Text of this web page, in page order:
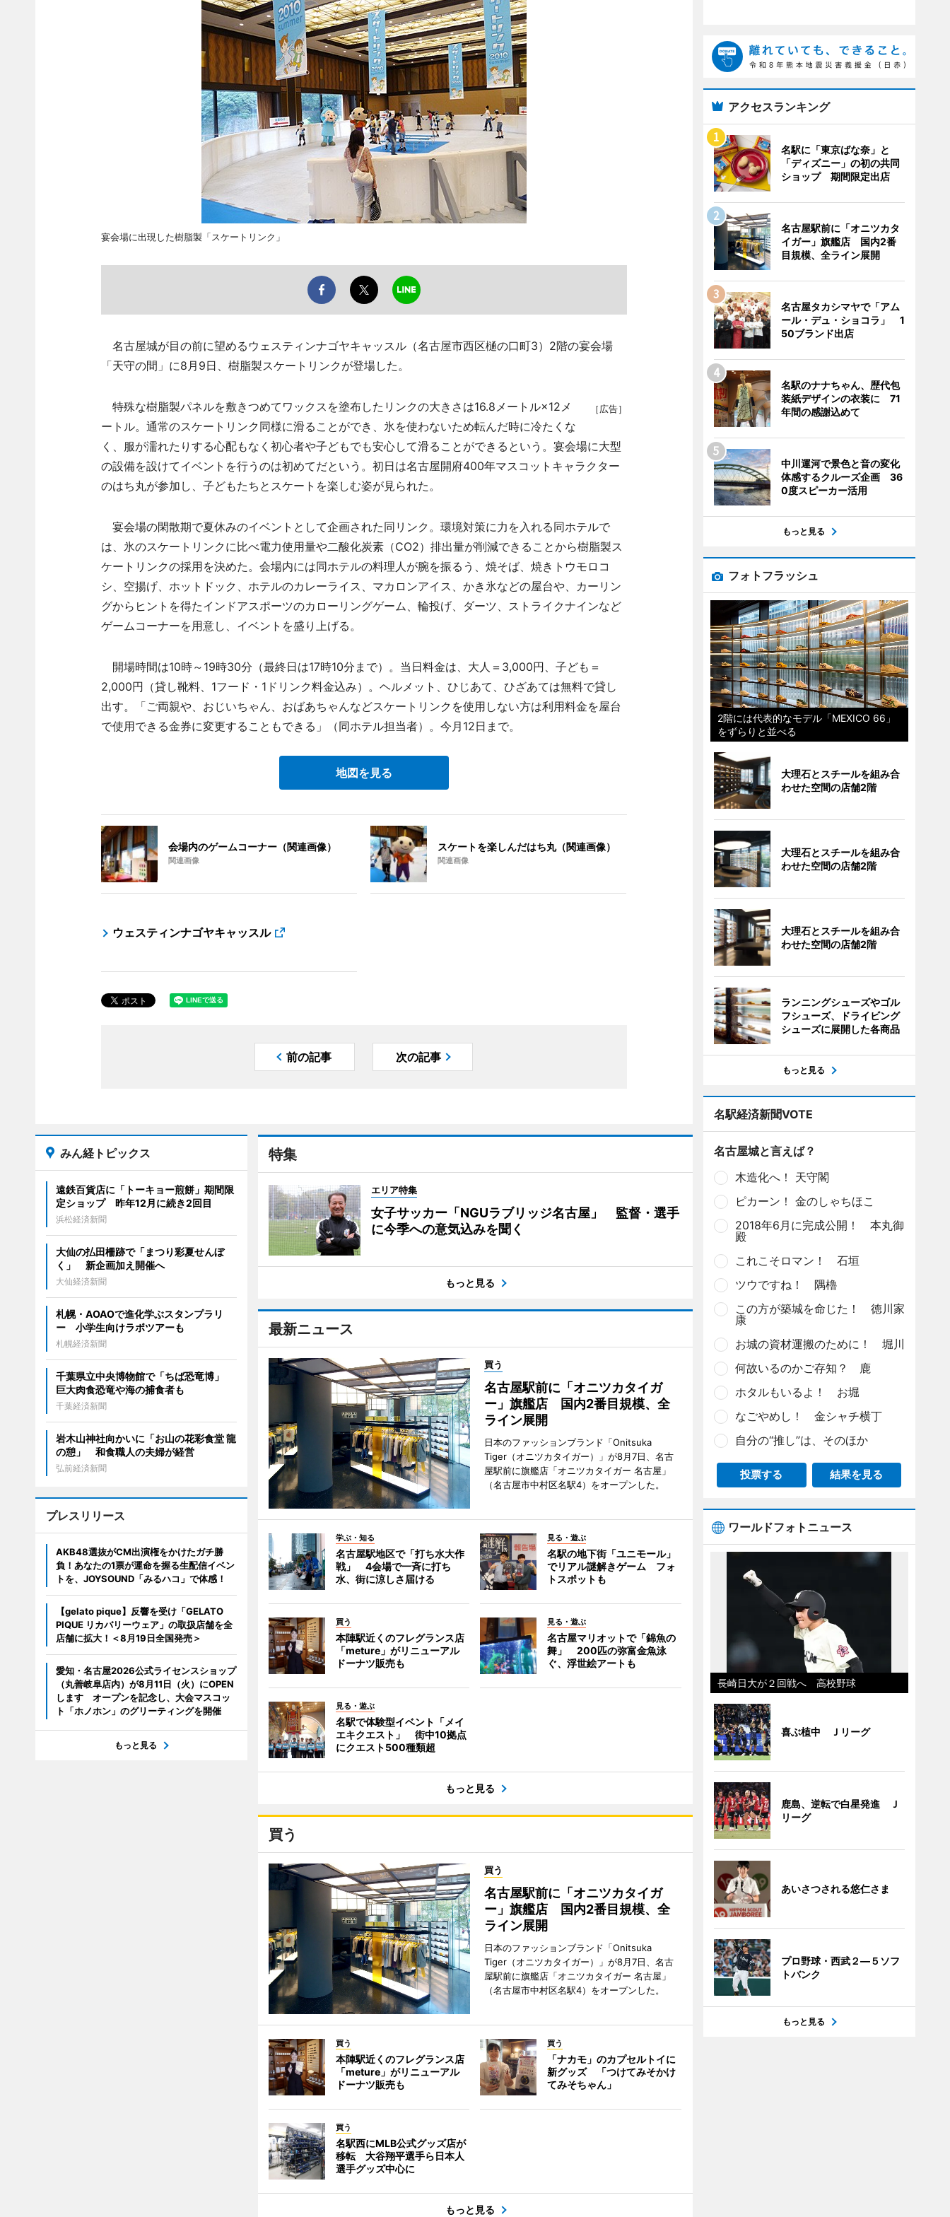
宴会場に出現した樹脂製「スケートリンク」
名古屋城が目の前に望めるウェスティンナゴヤキャッスル（名古屋市西区樋の口町3）2階の宴会場
「天守の間」に8月9日、樹脂製スケートリンクが登場した。
［広告］
特殊な樹脂製パネルを敷きつめてワックスを塗布したリンクの大きさは16.8メートル×12メ
ートル。通常のスケートリンク同様に滑ることができ、氷を使わないため転んだ時に冷たくな
く、服が濡れたりする心配もなく初心者や子どもでも安心して滑ることができるという。宴会場に大型
の設備を設けてイベントを行うのは初めてだという。初日は名古屋開府400年マスコットキャラクター
のはち丸が参加し、子どもたちとスケートを楽しむ姿が見られた。
宴会場の閑散期で夏休みのイベントとして企画された同リンク。環境対策に力を入れる同ホテルで
は、氷のスケートリンクに比べ電力使用量や二酸化炭素（CO2）排出量が削減できることから樹脂製ス
ケートリンクの採用を決めた。会場内には同ホテルの料理人が腕を振るう、焼そば、焼きトウモロコ
シ、空揚げ、ホットドック、ホテルのカレーライス、マカロンアイス、かき氷などの屋台や、カーリン
グからヒントを得たインドアスポーツのカローリングゲーム、輪投げ、ダーツ、ストライクナインなど
ゲームコーナーを用意し、イベントを盛り上げる。
開場時間は10時～19時30分（最終日は17時10分まで）。当日料金は、大人＝3,000円、子ども＝
2,000円（貸し靴料、1フード・1ドリンク料金込み）。ヘルメット、ひじあて、ひざあては無料で貸し
出す。「ご両親や、おじいちゃん、おばあちゃんなどスケートリンクを使用しない方は利用料金を屋台
で使用できる金券に変更することもできる」（同ホテル担当者）。今月12日まで。
地図を見る
会場内のゲームコーナー（関連画像）
関連画像
スケートを楽しんだはち丸（関連画像）
関連画像
ウェスティンナゴヤキャッスル
前の記事 次の記事
特集
エリア特集
女子サッカー「NGUラブリッジ名古屋」 監督・選手
に今季への意気込みを聞く
もっと見る
最新ニュース
買う
名古屋駅前に「オニツカタイガ
ー」旗艦店 国内2番目規模、全
ライン展開
日本のファッションブランド「Onitsuka
Tiger（オニツカタイガー）」が8月7日、名古
屋駅前に旗艦店「オニツカタイガー 名古屋」
（名古屋市中村区名駅4）をオープンした。
学ぶ・知る
名古屋駅地区で「打ち水大作
戦」 4会場で一斉に打ち
水、街に涼しさ届ける
見る・遊ぶ
名駅の地下街「ユニモール」
でリアル謎解きゲーム フォ
トスポットも
買う
本陣駅近くのフレグランス店
「meture」がリニューアル
ドーナツ販売も
見る・遊ぶ
名古屋マリオットで「錦魚の
舞」 200匹の弥富金魚泳
ぐ、浮世絵アートも
見る・遊ぶ
名駅で体験型イベント「メイ
エキクエスト」 街中10拠点
にクエスト500種類超
もっと見る
買う
買う
名古屋駅前に「オニツカタイガ
ー」旗艦店 国内2番目規模、全
ライン展開
日本のファッションブランド「Onitsuka
Tiger（オニツカタイガー）」が8月7日、名古
屋駅前に旗艦店「オニツカタイガー 名古屋」
（名古屋市中村区名駅4）をオープンした。
買う
本陣駅近くのフレグランス店
「meture」がリニューアル
ドーナツ販売も
買う
「ナカモ」のカプセルトイに
新グッズ 「つけてみそかけ
てみそちゃん」
買う
名駅西にMLB公式グッズ店が
移転 大谷翔平選手ら日本人
選手グッズ中心に
もっと見る
みん経トピックス
遠鉄百貨店に「トーキョー煎餅」期間限
定ショップ 昨年12月に続き2回目
浜松経済新聞
大仙の払田柵跡で「まつり彩夏せんぼ
く」 新企画加え開催へ
大仙経済新聞
札幌・AOAOで進化学ぶスタンプラリ
ー 小学生向けラボツアーも
札幌経済新聞
千葉県立中央博物館で「ちば恐竜博」
巨大肉食恐竜や海の捕食者も
千葉経済新聞
岩木山神社向かいに「お山の花彩食堂 龍
の憩」 和食職人の夫婦が経営
弘前経済新聞
プレスリリース
AKB48選抜がCM出演権をかけたガチ勝
負！あなたの1票が運命を握る生配信イベン
トを、JOYSOUND「みるハコ」で体感！
【gelato pique】反響を受け「GELATO
PIQUE リカバリーウェア」の取扱店舗を全
店舗に拡大！＜8月19日全国発売＞
愛知・名古屋2026公式ライセンスショップ
（丸善岐阜店内）が8月11日（火）にOPEN
します オープンを記念し、大会マスコッ
ト「ホノホン」のグリーティングを開催
もっと見る
アクセスランキング
名駅に「東京ばな奈」と
「ディズニー」の初の共同
ショップ 期間限定出店
名古屋駅前に「オニツカタ
イガー」旗艦店 国内2番
目規模、全ライン展開
名古屋タカシマヤで「アム
ール・デュ・ショコラ」 1
50ブランド出店
名駅のナナちゃん、歴代包
装紙デザインの衣装に 71
年間の感謝込めて
中川運河で景色と音の変化
体感するクルーズ企画 36
0度スピーカー活用
もっと見る
フォトフラッシュ
2階には代表的なモデル「MEXICO 66」
をずらりと並べる
大理石とスチールを組み合
わせた空間の店舗2階
大理石とスチールを組み合
わせた空間の店舗2階
大理石とスチールを組み合
わせた空間の店舗2階
ランニングシューズやゴル
フシューズ、ドライビング
シューズに展開した各商品
もっと見る
名駅経済新聞VOTE
名古屋城と言えば？
木造化へ！ 天守閣
ピカーン！ 金のしゃちほこ
2018年6月に完成公開！ 本丸御
殿
これこそロマン！ 石垣
ツウですね！ 隅櫓
この方が築城を命じた！ 徳川家
康
お城の資材運搬のために！ 堀川
何故いるのかご存知？ 鹿
ホタルもいるよ！ お堀
なごやめし！ 金シャチ横丁
自分の“推し”は、そのほか
投票する 結果を見る
ワールドフォトニュース
長崎日大が２回戦へ 高校野球
喜ぶ植中 Ｊリーグ
鹿島、逆転で白星発進 Ｊ
リーグ
あいさつされる悠仁さま
プロ野球・西武２―５ソフ
トバンク
もっと見る